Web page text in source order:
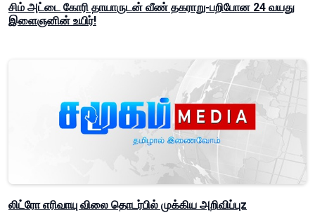
சிம் அட்டை கோரி தாயாருடன் வீண் தகராறு-பறிபோன 24 வயது
இளைஞனின் உயிர்!
லிட்ரோ எரிவாயு விலை தொடர்பில் முக்கிய அறிவிப்புz